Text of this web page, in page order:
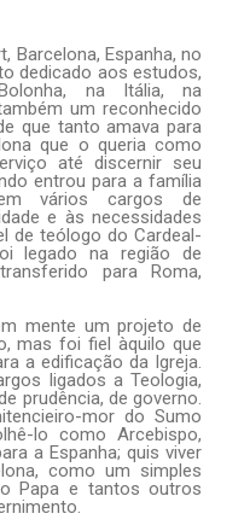
Barcelona, Espanha, no
dedicado aos estudos,
na Itália, na
um reconhecido
que tanto amava para
que o queria como
até discernir seu
entrou para a família
vários cargos de
e às necessidades
de teólogo do Cardeal-
legado na região de
para Roma,
mente um projeto de
mas foi fiel àquilo que
a edificação da Igreja.
ligados a Teologia,
prudência, de governo.
mor do Sumo
lo como Arcebispo,
a Espanha; quis viver
como um simples
Papa e tantos outros